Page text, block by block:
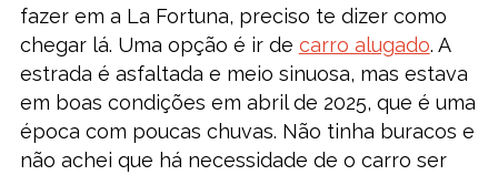
fazer em a La Fortuna, preciso te dizer como
chegar lá. Uma opção é ir de carro alugado. A
estrada é asfaltada e meio sinuosa, mas estava
em boas condições em abril de 2025, que é uma
época com poucas chuvas. Não tinha buracos e
não achei que há necessidade de o carro ser